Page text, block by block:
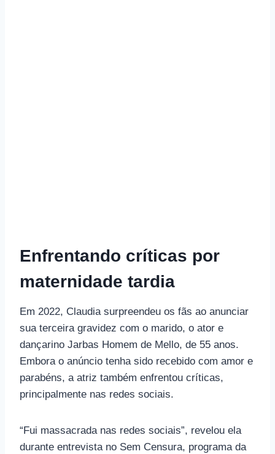
Enfrentando críticas por
maternidade tardia
Em 2022, Claudia surpreendeu os fãs ao anunciar
sua terceira gravidez com o marido, o ator e
dançarino Jarbas Homem de Mello, de 55 anos.
Embora o anúncio tenha sido recebido com amor e
parabéns, a atriz também enfrentou críticas,
principalmente nas redes sociais.
“Fui massacrada nas redes sociais”, revelou ela
durante entrevista no Sem Censura, programa da